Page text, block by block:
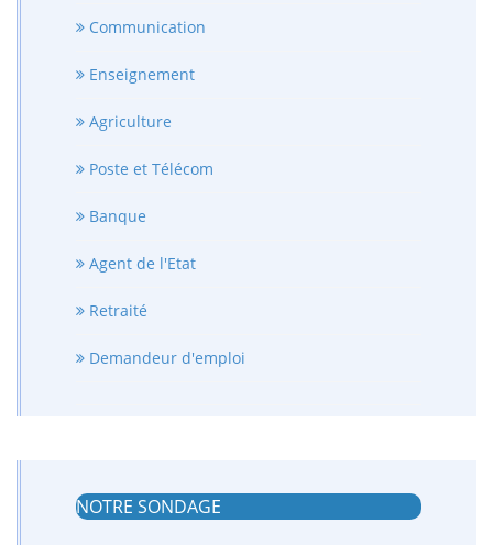
Communication
Enseignement
Agriculture
Poste et Télécom
Banque
Agent de l'Etat
Retraité
Demandeur d'emploi
NOTRE SONDAGE